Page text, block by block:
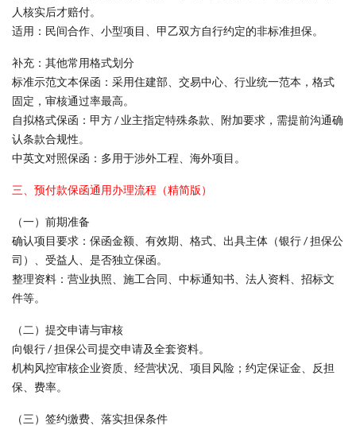
人核实后才赔付。
适用：民间合作、小型项目、甲乙双方自行约定的非标准担保。
补充：其他常用格式划分
标准示范文本保函：采用住建部、交易中心、行业统一范本，格式
固定，审核通过率最高。
自拟格式保函：甲方 / 业主指定特殊条款、附加要求，需提前沟通确
认条款合规性。
中英文对照保函：多用于涉外工程、海外项目。
三、预付款保函通用办理流程（精简版）
（一）前期准备
确认项目要求：保函金额、有效期、格式、出具主体（银行 / 担保公
司）、受益人、是否独立保函。
整理资料：营业执照、施工合同、中标通知书、法人资料、招标文
件等。
（二）提交申请与审核
向银行 / 担保公司提交申请及全套资料。
机构风控审核企业资质、经营状况、项目风险；约定保证金、反担
保、费率。
（三）签约缴费、落实担保条件